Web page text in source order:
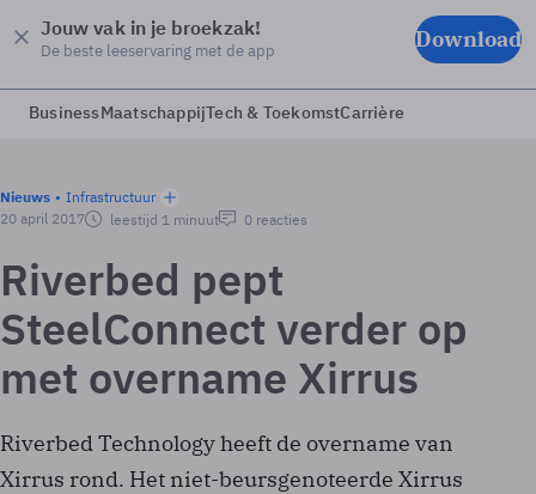
Jouw vak in je broekzak!
De beste leeservaring met de app Download
BusinessMaatschappijTech & ToekomstCarrière
Nieuws
Infrastructuur
20 april 2017
leestijd 1 minuut 0 reacties
Riverbed pept
SteelConnect verder op
met overname Xirrus
Riverbed Technology heeft de overname van
Xirrus rond. Het niet-beursgenoteerde Xirrus